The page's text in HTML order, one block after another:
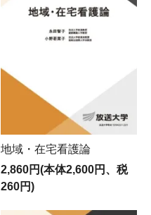
地域・在宅看護論
2,860円(本体2,600円、税
260円)